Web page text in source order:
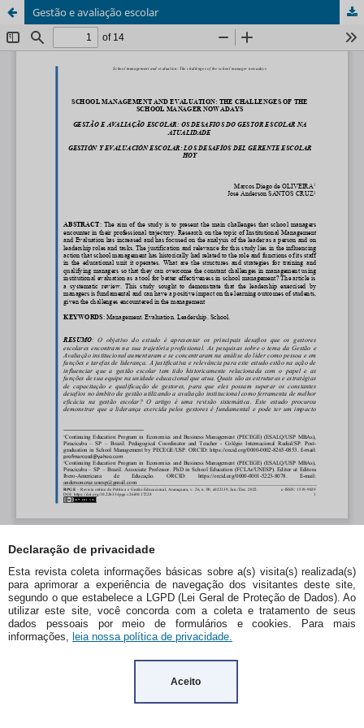
Declaração de privacidade
Esta revista coleta informações básicas sobre a(s) visita(s) realizada(s)
para aprimorar a experiência de navegação dos visitantes deste site,
segundo o que estabelece a LGPD (Lei Geral de Proteção de Dados). Ao
utilizar este site, você concorda com a coleta e tratamento de seus
dados pessoais por meio de formulários e cookies. Para mais
informações, leia nossa política de privacidade.
Aceito
Gestão e avaliação escolar